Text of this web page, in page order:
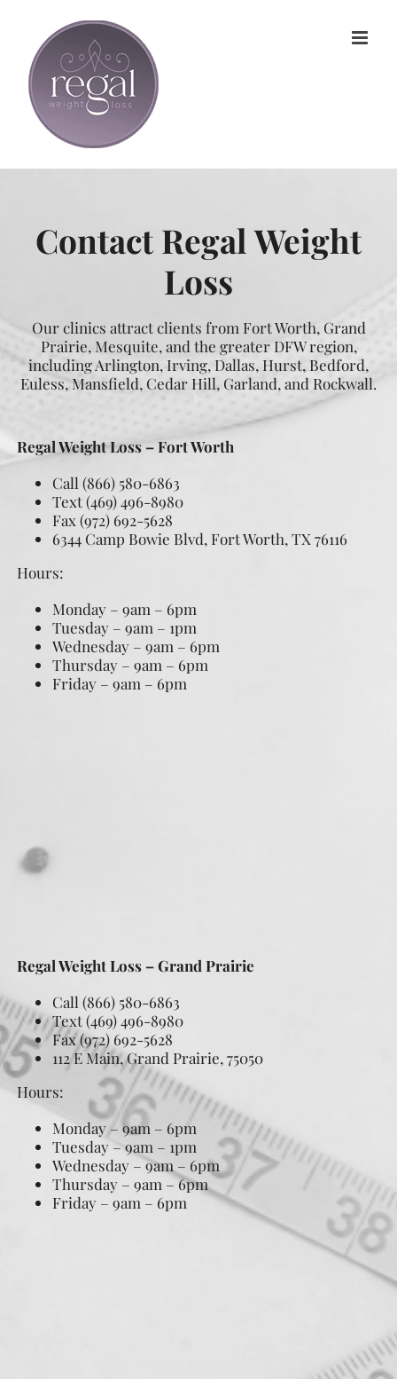
content
Contact Regal Weight
Loss
Our clinics attract clients from Fort Worth, Grand
Prairie, Mesquite, and the greater DFW region,
including Arlington, Irving, Dallas, Hurst, Bedford,
Euless, Mansfield, Cedar Hill, Garland, and Rockwall.
Regal Weight Loss – Fort Worth
Call (866) 580-6863
Text (469) 496-8980
Fax (972) 692-5628
6344 Camp Bowie Blvd, Fort Worth, TX 76116
Hours:
Monday – 9am – 6pm
Tuesday – 9am – 1pm
Wednesday – 9am – 6pm
Thursday – 9am – 6pm
Friday – 9am – 6pm
Regal Weight Loss – Grand Prairie
Call (866) 580-6863
Text (469) 496-8980
Fax (972) 692-5628
112 E Main, Grand Prairie, 75050
Hours:
Monday – 9am – 6pm
Tuesday – 9am – 1pm
Wednesday – 9am – 6pm
Thursday – 9am – 6pm
Friday – 9am – 6pm